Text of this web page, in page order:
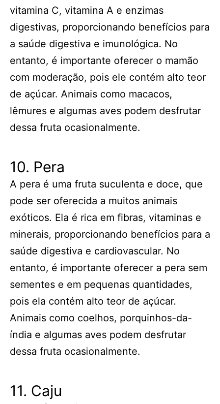
vitamina C, vitamina A e enzimas
digestivas, proporcionando benefícios para
a saúde digestiva e imunológica. No
entanto, é importante oferecer o mamão
com moderação, pois ele contém alto teor
de açúcar. Animais como macacos,
lêmures e algumas aves podem desfrutar
dessa fruta ocasionalmente.
10. Pera
A pera é uma fruta suculenta e doce, que
pode ser oferecida a muitos animais
exóticos. Ela é rica em fibras, vitaminas e
minerais, proporcionando benefícios para a
saúde digestiva e cardiovascular. No
entanto, é importante oferecer a pera sem
sementes e em pequenas quantidades,
pois ela contém alto teor de açúcar.
Animais como coelhos, porquinhos-da-
índia e algumas aves podem desfrutar
dessa fruta ocasionalmente.
11. Caju